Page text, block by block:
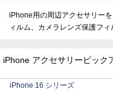
iPhone用の周辺アクセサリー
ィルム、カメラレンズ保護フィ
iPhone アクセサリーピック
iPhone 16 シリーズ